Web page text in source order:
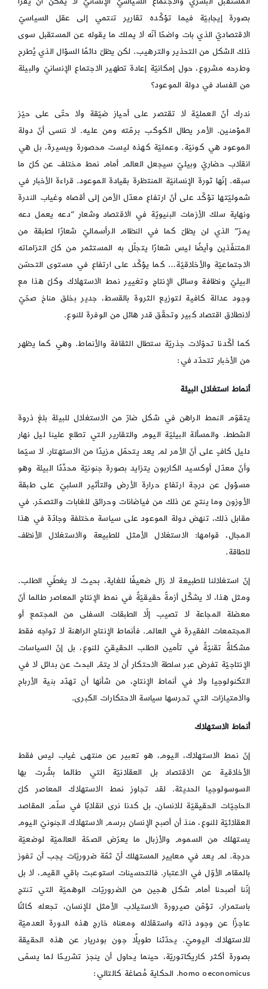
بصورة إيجابيّة فيما تؤكّده تقارير تنتمي إلى عقل السياسيّ
الاقتصاديّ الذي بات واضحًا أنّه لا يملك ما يقوله عن المستقبل سوى
ذلك الشكل من التحذير والترهيب. لكن يظلّ دائمًا السؤال الذي يُطرح
وطرحه مشروع، حول إمكانيّة إعادة تطهير الاجتماع الإنسانيّ والبيئة
من الفساد في دولة الموعود؟
ندرك أنّ العمليّة لا تقتصر على أحياز ضيّقة ولا حتّى على حيّز
المؤمنين. الأمر يطال الكوكب برمّته ومن عليه. لا ننسى أنّ دولة
الموعود هي كونيّة. وعمليّة كهذه ليست محصورة ويسيرة، بل هي
انقلاب حضاريّ وبيئيّ سيجعل العالم أمام نمط مختلف عن كلّ ما
سبقه. إنّها ثورة الإنسانيّة المنتظرة بقيادة الموعود. قراءة الأخبار في
شموليّتها تؤكّد على أنّ ارتفاع معدّل الأمن إلى أقصاه وغياب الندرة
ونهاية سلك الأزمات البنيويّة في الاقتصاد وشعار “دعه يعمل دعه
يمرّ” الذي لن يظلّ كما في النظام الرأسماليّ شعارًا لطبقة من
المتنفّذين وأيضًا ليس شعارًا يتجلّل به المستثمر من كلّ التزاماته
الاجتماعيّة والأخلاقيّة… كما يؤكّد على ارتفاع في مستوى التحسّن
البيئيّ ونظافة وسائل الإنتاج وتغيير نمط الاستهلاك وكلّ هذا مع
وجود عدالة كافية لتوزيع الثروة بالقسط، جدير بخلق مناخ صحّيّ
لانطلاق اقتصاد كبير وتحقّق قدر هائل من الوفرة للنوع.
كما أكّدنا تحوّلات جذريّة ستطال الثقافة والأنماط. وهي كما يظهر
من الأخبار تتحدّد في:
أنماط استغلال البيئة
يتقوّم النمط الراهن في شكل ضارّ من الاستغلال للبيئة بلغ ذروة
الشطط. والمسألة البيئيّة اليوم والتقارير التي تطلع علينا ليل نهار
دليل كافٍ على أنّ الأمر لم يعد يتحمّل مزيدًا من الاستهتار. لا سيّما
وأنّ معدّل أوكسيد الكاربون يتزايد بصورة جنونيّة محدِّدًا البيئة وهو
مسؤول عن درجة ارتفاع حرارة الأرض والتأثير السلبيّ على طبقة
الأوزون وما ينتج عن ذلك من فياضانات وحرائق للغابات والتصحّر. في
مقابل ذلك، تنهض دولة الموعود على سياسة مختلفة وجادّة في هذا
المجال، قوامها: الاستغلال الأمثل للطبيعة والاستغلال الأنظف
للطاقة.
إنّ استغلالنا للطبيعة لا زال ضعيفًا للغاية، بحيث لا يغطّي الطلب.
ومثل هذا، لا يشكّل أزمةً حقيقيّةً في نمط الإنتاج المعاصر طالما أنّ
معضلة المجاعة لا تصيب إلّا الطبقات السفلى من المجتمع أو
المجتمعات الفقيرة في العالم. فأنماط الإنتاج الراهنة لا تواجه فقط
مشكلةً تقنيّةً في تأمين الطلب الحقيقيّ للنوع، بل إنّ السياسات
الإنتاجيّة تفرض عبر سلطة الاحتكار أن لا يتمّ البحث عن بدائل لا في
التكنولوجيا ولا في أنماط الإنتاج، من شأنها أن تهدّد بنية الأرباح
والامتيازات التي تحرسها سياسة الاحتكارات الكبرى.
أنماط الاستهلاك
إنّ نمط الاستهلاك، اليوم، هو تعبير عن منتهى غياب ليس فقط
الأخلاقية عن الاقتصاد بل العقلانيّة التي طالما بشّرت بها
السوسولوجيا الحديثة. لقد تجاوز نمط الاستهلاك المعاصر كلّ
الحاجيّات الحقيقيّة للانسان، بل كدنا نرى انقلابًا في سلّم المقاصد
العقلائيّة للنوع، منذ أن أصبح الإنسان برسم الاستهلاك الجنونيّ اليوم
يستهلك من السموم والأزبال ما يعرّض الصحّة العالميّة لوضعيّة
حرجة. لم يعد في معايير المستهلك أنّ ثمّة ضروريّات يجب أن تفوز
بالمقام الأوّل في الاعتبار. فالتحسينات استوعبت باقي القيم، لا بل
إنّنا أصبحنا أمام شكل هجين من الضروريّات الوهميّة التي تنتج
باستمرار، تؤمّن صيرورة الاستيلاب الأمثل للإنسان، تجعله كائنًا
عاجزًا عن وجود ذاته واستقلاله ومعناه خارج هذه الدورة العدميّة
للاستهلاك اليوميّ. يحدّثنا طويلًا جون بودريار عن هذه الحقيقة
بصورة أكثر كاريكاتوريّة، حينما يحاول أن ينجز تشريحًا لما يسمّى
homo oeconomicus. الحكاية مُصاغة كالتالي: